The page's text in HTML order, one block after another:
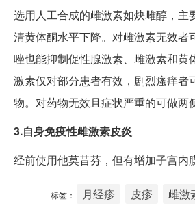
选用人工合成的雌激素如炔雌醇，主
清黄体酮水平下降。对雌激素无效者
唑也能抑制促性腺激素、雌激素和黄
激素仅对部分患者有效，剧烈瘙痒者
物。对药物无效且症状严重的可做两
3.自身免疫性雌激素皮炎
经前使用他莫昔芬，但有增加子宫内
标签： 月经疹 皮疹 雌激